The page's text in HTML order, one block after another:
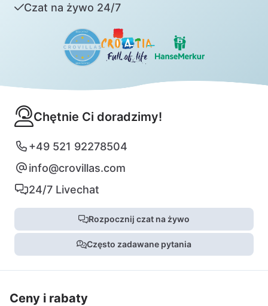
Czat na żywo 24/7
Chętnie Ci doradzimy!
+49 521 92278504
info@crovillas.com
24/7 Livechat
Rozpocznij czat na żywo
Często zadawane pytania
Ceny i rabaty